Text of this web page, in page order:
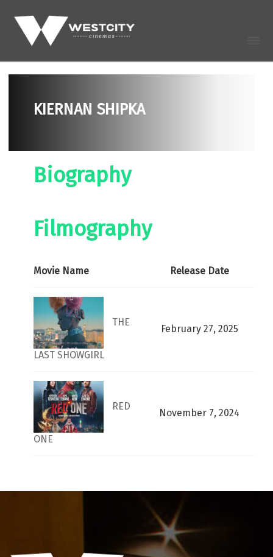
KIERNAN SHIPKA
Biography
Filmography
Movie Name Release Date
THE
LAST SHOWGIRL
February 27, 2025
RED
ONE
November 7, 2024